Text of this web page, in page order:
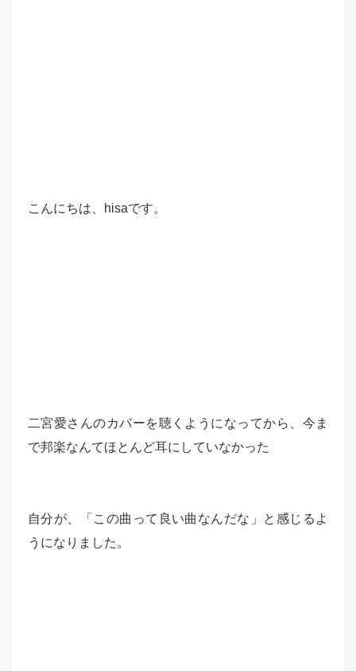
こんにちは、hisaです。
二宮愛さんのカバーを聴くようになってから、今ま
で邦楽なんてほとんど耳にしていなかった
自分が、「この曲って良い曲なんだな」と感じるよ
うになりました。